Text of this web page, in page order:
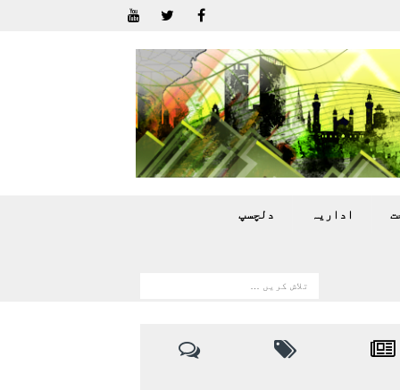
اداريہ دلچسپ